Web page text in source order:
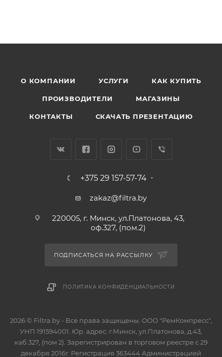
О КОМПАНИИ УСЛУГИ КАК КУПИТЬ
ПРОИЗВОДИТЕЛИ МАГАЗИНЫ
КОНТАКТЫ СКАЧАТЬ ПРЕЗЕНТАЦИЮ
+375 29 157-57-74
zakaz@filtra.by
220005, г. Минск, ул.Платонова, 43,
оф.327, (пом.2)
ПОДПИСАТЬСЯ НА РАССЫЛКУ
ПОЛИТИКА КОНФИДЕНЦИАЛЬНОСТИ
2026 © Filtra.by - Все права защищены. ООО "РемКомпресс",
УНП 191594001. Юр. адрес: г.Минск, ул.Платонова, д.43,
каб.327, (пом 2). Зарегистрирован в торговом реестре с 29
декабря 2016г. Регистрация 363444 Администрацией